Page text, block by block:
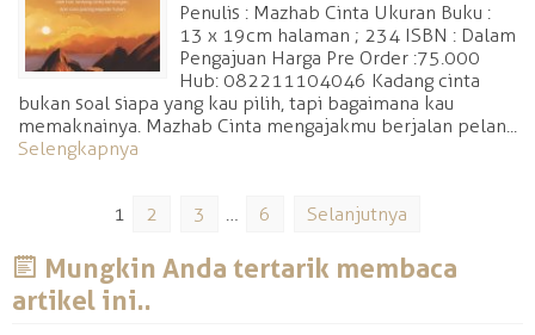
Penulis : Mazhab Cinta Ukuran Buku :
13 x 19cm halaman ; 234 ISBN : Dalam
Pengajuan Harga Pre Order :75.000
Hub: 082211104046 Kadang cinta
bukan soal siapa yang kau pilih, tapi bagaimana kau
memaknainya. Mazhab Cinta mengajakmu berjalan pelan...
Selengkapnya
1 2 3 … 6 Selanjutnya
J Mungkin Anda tertarik membaca
artikel ini..